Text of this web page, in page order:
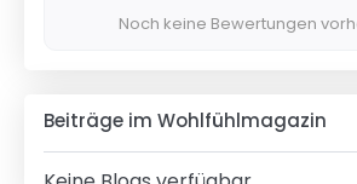
Noch keine Bewertungen
Beiträge im Wohlfühlmagazin